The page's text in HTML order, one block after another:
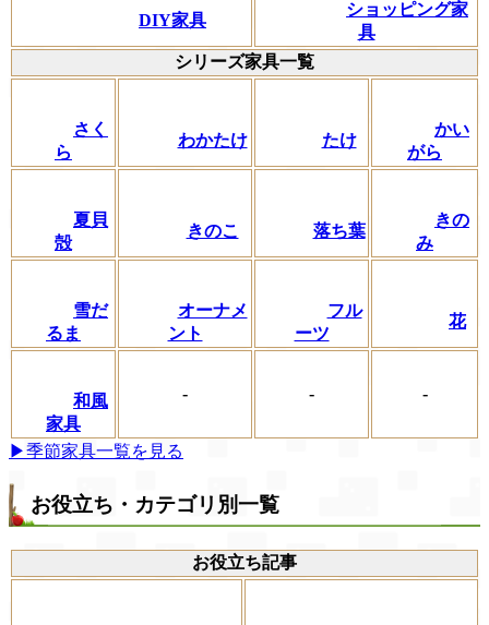
DIY家具
ショッピング家
具
シリーズ家具一覧
さく
ら
わかたけ たけ
かい
がら
夏貝
殻
きのこ 落ち葉
きの
み
雪だ
るま
オーナメ
ント
フル
ーツ
花
和風
家具
- - -
▶季節家具一覧を見る
お役立ち・カテゴリ別一覧
お役立ち記事